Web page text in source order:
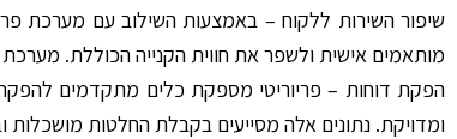
שיפור השירות ללקוח – באמצעות השילוב עם מערכת
מותאמים אישית ולשפר את חווית הקנייה הכוללת. מערכת
הפקת דוחות – פריוריטי מספקת כלים מתקדמים להפקת
ומדויקת. נתונים אלה מסייעים בקבלת החלטות מושכלות